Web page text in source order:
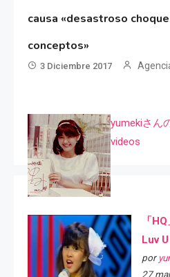
causa «desastroso
conceptos»
3 Diciembre 2017
yumekiさん
videos
「
Luv
por
27